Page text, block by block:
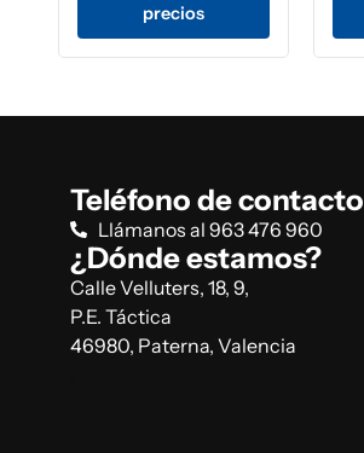
precios
Teléfono de contacto
Llámanos al 963 476 960
¿Dónde estamos?
Calle Velluters, 18, 9,
P.E. Táctica
46980, Paterna, Valencia